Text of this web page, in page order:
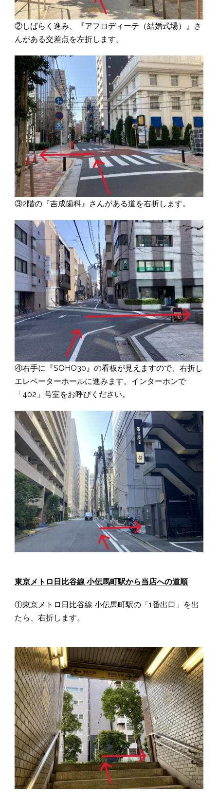
②しばらく進み、『アフロディーテ（結婚式場）』さ
んがある交差点を左折します。
③2階の『吉成歯科』さんがある道を右折します。
④右手に『SOHO30』の看板が見えますので、右折し
エレベーターホールに進みます。インターホンで
「402」号室をお呼びください。
東京メトロ日比谷線 小伝馬町駅から当店への道順
①東京メトロ日比谷線 小伝馬町駅の「1番出口」を出
たら、右折します。